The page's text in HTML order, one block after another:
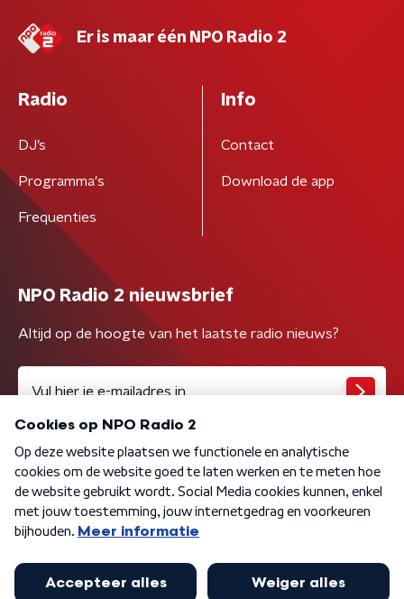
Er is maar één NPO Radio 2
Radio
DJ’s
Programma's
Frequenties
Info
Contact
Download de app
NPO Radio 2 nieuwsbrief
Altijd op de hoogte van het laatste radio nieuws?
Algemene voorwaarden